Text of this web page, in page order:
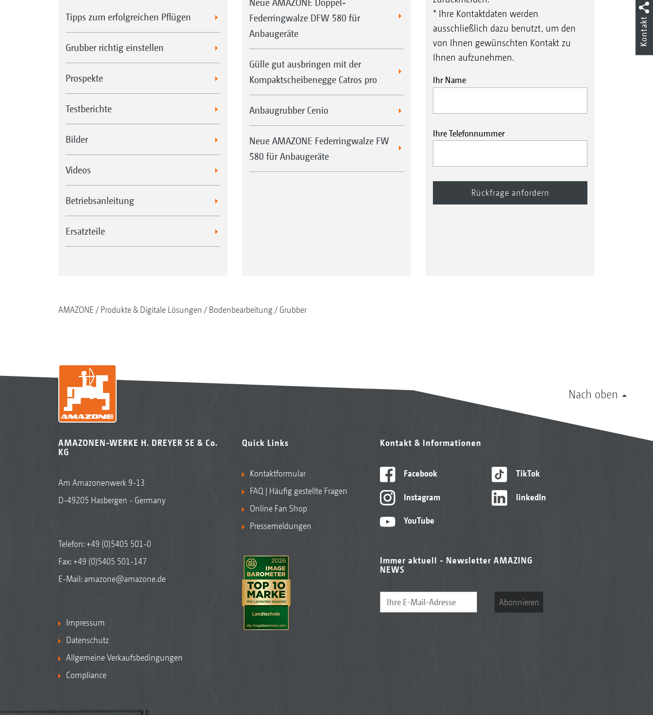
Tipps zum erfolgreichen Pflügen
Grubber richtig einstellen
Prospekte
Testberichte
Bilder
Videos
Betriebsanleitung
Ersatzteile
Neue AMAZONE Doppel-
Federringwalze DFW 580 für
Anbaugeräte
Gülle gut ausbringen mit der
Kompaktscheibenegge Catros pro
Anbaugrubber Cenio
Neue AMAZONE Federringwalze FW
580 für Anbaugeräte
* Ihre Kontaktdaten werden
ausschließlich dazu benutzt, um den
von Ihnen gewünschten Kontakt zu
Ihnen aufzunehmen.
Ihr Name
Ihre Telefonnummer
AMAZONE Produkte & Digitale Lösungen Bodenbearbeitung Grubber
Nach oben
AMAZONEN-WERKE H. DREYER SE & Co.
KG
Am Amazonenwerk 9-13
D-49205 Hasbergen - Germany
Telefon:+49 (0)5405 501-0
Fax: +49 (0)5405 501-147
E-Mail: amazone@amazone.de
Impressum
Datenschutz
Allgemeine Verkaufsbedingungen
Compliance
Quick Links
Kontaktformular
FAQ | Häufig gestellte Fragen
Online Fan Shop
Pressemeldungen
Kontakt & Informationen
Facebook
Instagram
YouTube
TikTok
linkedIn
Immer aktuell - Newsletter AMAZING
NEWS
Abonnieren
Kontakt